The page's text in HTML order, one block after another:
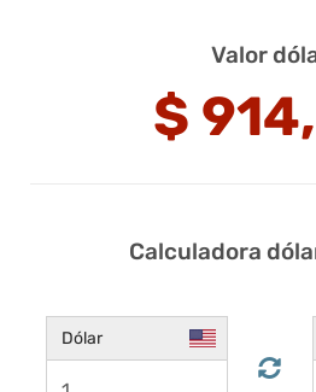
Valor
$
Calculadora
Dólar